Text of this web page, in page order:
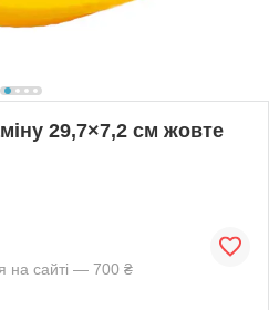
29,7×7,2 см жовте
на сайті — 700 ₴